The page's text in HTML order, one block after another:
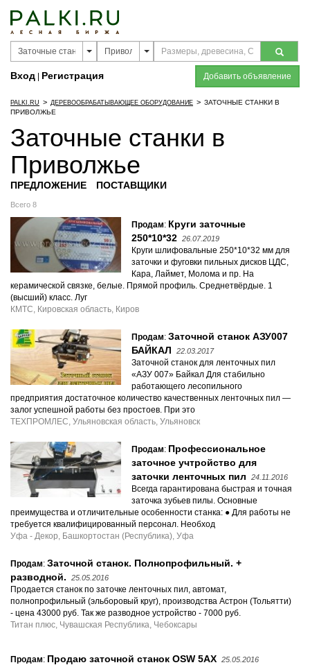
Вход | Регистрация Добавить объявление
PALKI.RU > ДЕРЕВООБРАБАТЫВАЮЩЕЕ ОБОРУДОВАНИЕ > ЗАТОЧНЫЕ СТАНКИ В
ПРИВОЛЖЬЕ
Заточные станки в
Приволжье
ПРЕДЛОЖЕНИЕ ПОСТАВЩИКИ
Всего 8
Продам: Круги заточные
250*10*32 26.07.2019
Круги шлифовальные 250*10*32 мм для
заточки и фуговки пильных дисков ЦДС,
Кара, Лаймет, Молома и пр. На
керамической связке, белые. Прямой профиль. Среднетвёрдые. 1
(высший) класс. Луг
КМТС, Кировская область, Киров
Продам: Заточной станок АЗУ007
БАЙКАЛ
22.03.2017
Заточной станок для ленточных пил
«АЗУ 007» Байкал Для стабильно
работающего лесопильного
предприятия достаточное количество качественных ленточных пил —
залог успешной работы без простоев. При это
ТЕХПРОМЛЕС, Ульяновская область, Ульяновск
Продам: Профессиональное
заточное учтройство для
заточки ленточных пил
24.11.2016
Всегда гарантирована быстрая и точная
заточка зубьев пилы. Основные
преимущества и отличительные особенности станка: ● Для работы не
требуется квалифицированный персонал. Необход
Уфа - Декор, Башкортостан (Республика), Уфа
Продам: Заточной станок. Полнопрофильный. +
разводной.
25.05.2016
Продается станок по заточке ленточных пил, автомат,
полнопрофильный (эльборовый круг), производства Астрон (Тольятти)
- цена 43000 руб. Так же разводное устройство - 7000 руб.
Титан плюс, Чувашская Республика, Чебоксары
Продам: Продаю заточной станок OSW 5AX 25.05.2016